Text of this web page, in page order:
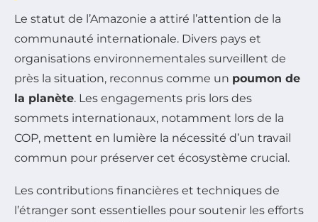
Le statut de l’Amazonie a attiré l’attention de la
communauté internationale. Divers pays et
organisations environnementales surveillent de
près la situation, reconnus comme un poumon de
la planète. Les engagements pris lors des
sommets internationaux, notamment lors de la
COP, mettent en lumière la nécessité d’un travail
commun pour préserver cet écosystème crucial.
Les contributions financières et techniques de
l’étranger sont essentielles pour soutenir les efforts